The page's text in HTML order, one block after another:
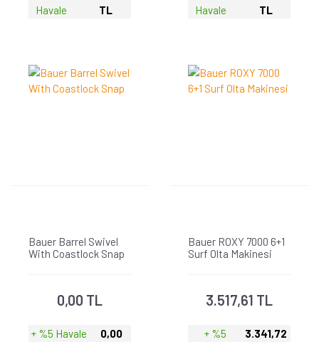
Havale
TL
Havale
TL
Bauer Barrel Swivel
With Coastlock Snap
0,00 TL
+ %5 Havale
0,00
Bauer ROXY 7000 6+1
Surf Olta Makinesi
3.517,61 TL
+ %5
3.341,72